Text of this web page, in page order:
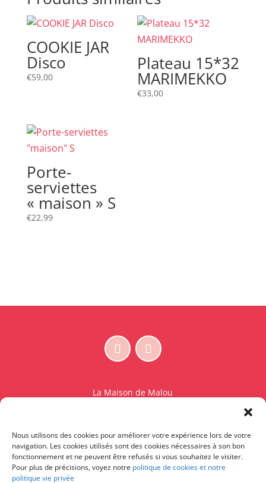
Nous utilisons des cookies pour améliorer votre expérience lors de votre
navigation. Les cookies utilisés sont des cookies nécessaires à son bon
fonctionnement et ne peuvent être refusés si vous souhaitez le visiter.
Pour plus de précisions, voyez notre politique de cookies et notre
politique vie privée
COOKIE JAR
Disco
€59,00
Plateau 15*32
MARIMEKKO
€33,00
Porte-
serviettes
« maison » S
€22,99
La Maison de Malou
BE 0765.825.589
© La Maison de Malou – TDM interdit sauf accord